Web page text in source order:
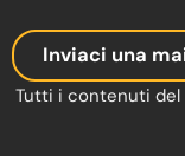
Inviaci una
Tutti i contenuti